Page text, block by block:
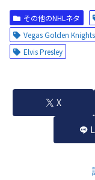
その他のNHLネタ
Vegas Golden Knights
Elvis Presley
X